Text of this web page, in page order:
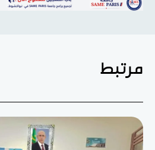
مرتبط